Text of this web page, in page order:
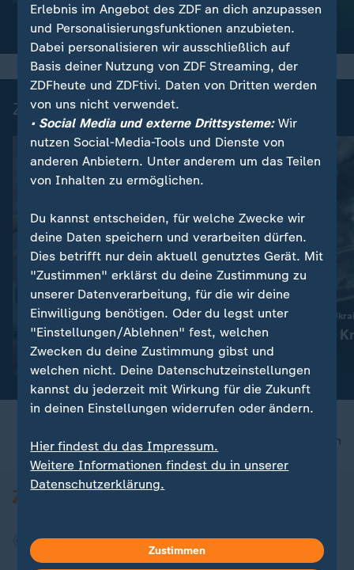
Video1:17 Video1:33
Zuletzt auf ZDFheute veröffentlicht
Bilderserie
Topnews vom Transfermarkt:
Wolfsburgs Pejcinovic vor
Wechsel nach Stuttgart
Liveblog
Russland greift die
Aktuelles zum
Ukraine
nach oben
Erlebnis im Angebot des ZDF an dich anzupassen
und Personalisierungsfunktionen anzubieten.
Dabei personalisieren wir ausschließlich auf
Basis deiner Nutzung von ZDF Streaming, der
ZDFheute und ZDFtivi. Daten von Dritten werden
von uns nicht verwendet.
• Social Media und externe Drittsysteme:Wir
nutzen Social-Media-Tools und Dienste von
anderen Anbietern. Unter anderem um das Teilen
von Inhalten zu ermöglichen.
Du kannst entscheiden, für welche Zwecke wir
deine Daten speichern und verarbeiten dürfen.
Dies betrifft nur dein aktuell genutztes Gerät. Mit
"Zustimmen" erklärst du deine Zustimmung zu
unserer Datenverarbeitung, für die wir deine
Einwilligung benötigen. Oder du legst unter
"Einstellungen/Ablehnen" fest, welchen
Zwecken du deine Zustimmung gibst und
welchen nicht. Deine Datenschutzeinstellungen
kannst du jederzeit mit Wirkung für die Zukunft
in deinen Einstellungen widerrufen oder ändern.
Hier findest du das Impressum.
Weitere Informationen findest du in unserer
Datenschutzerklärung.
Zustimmen